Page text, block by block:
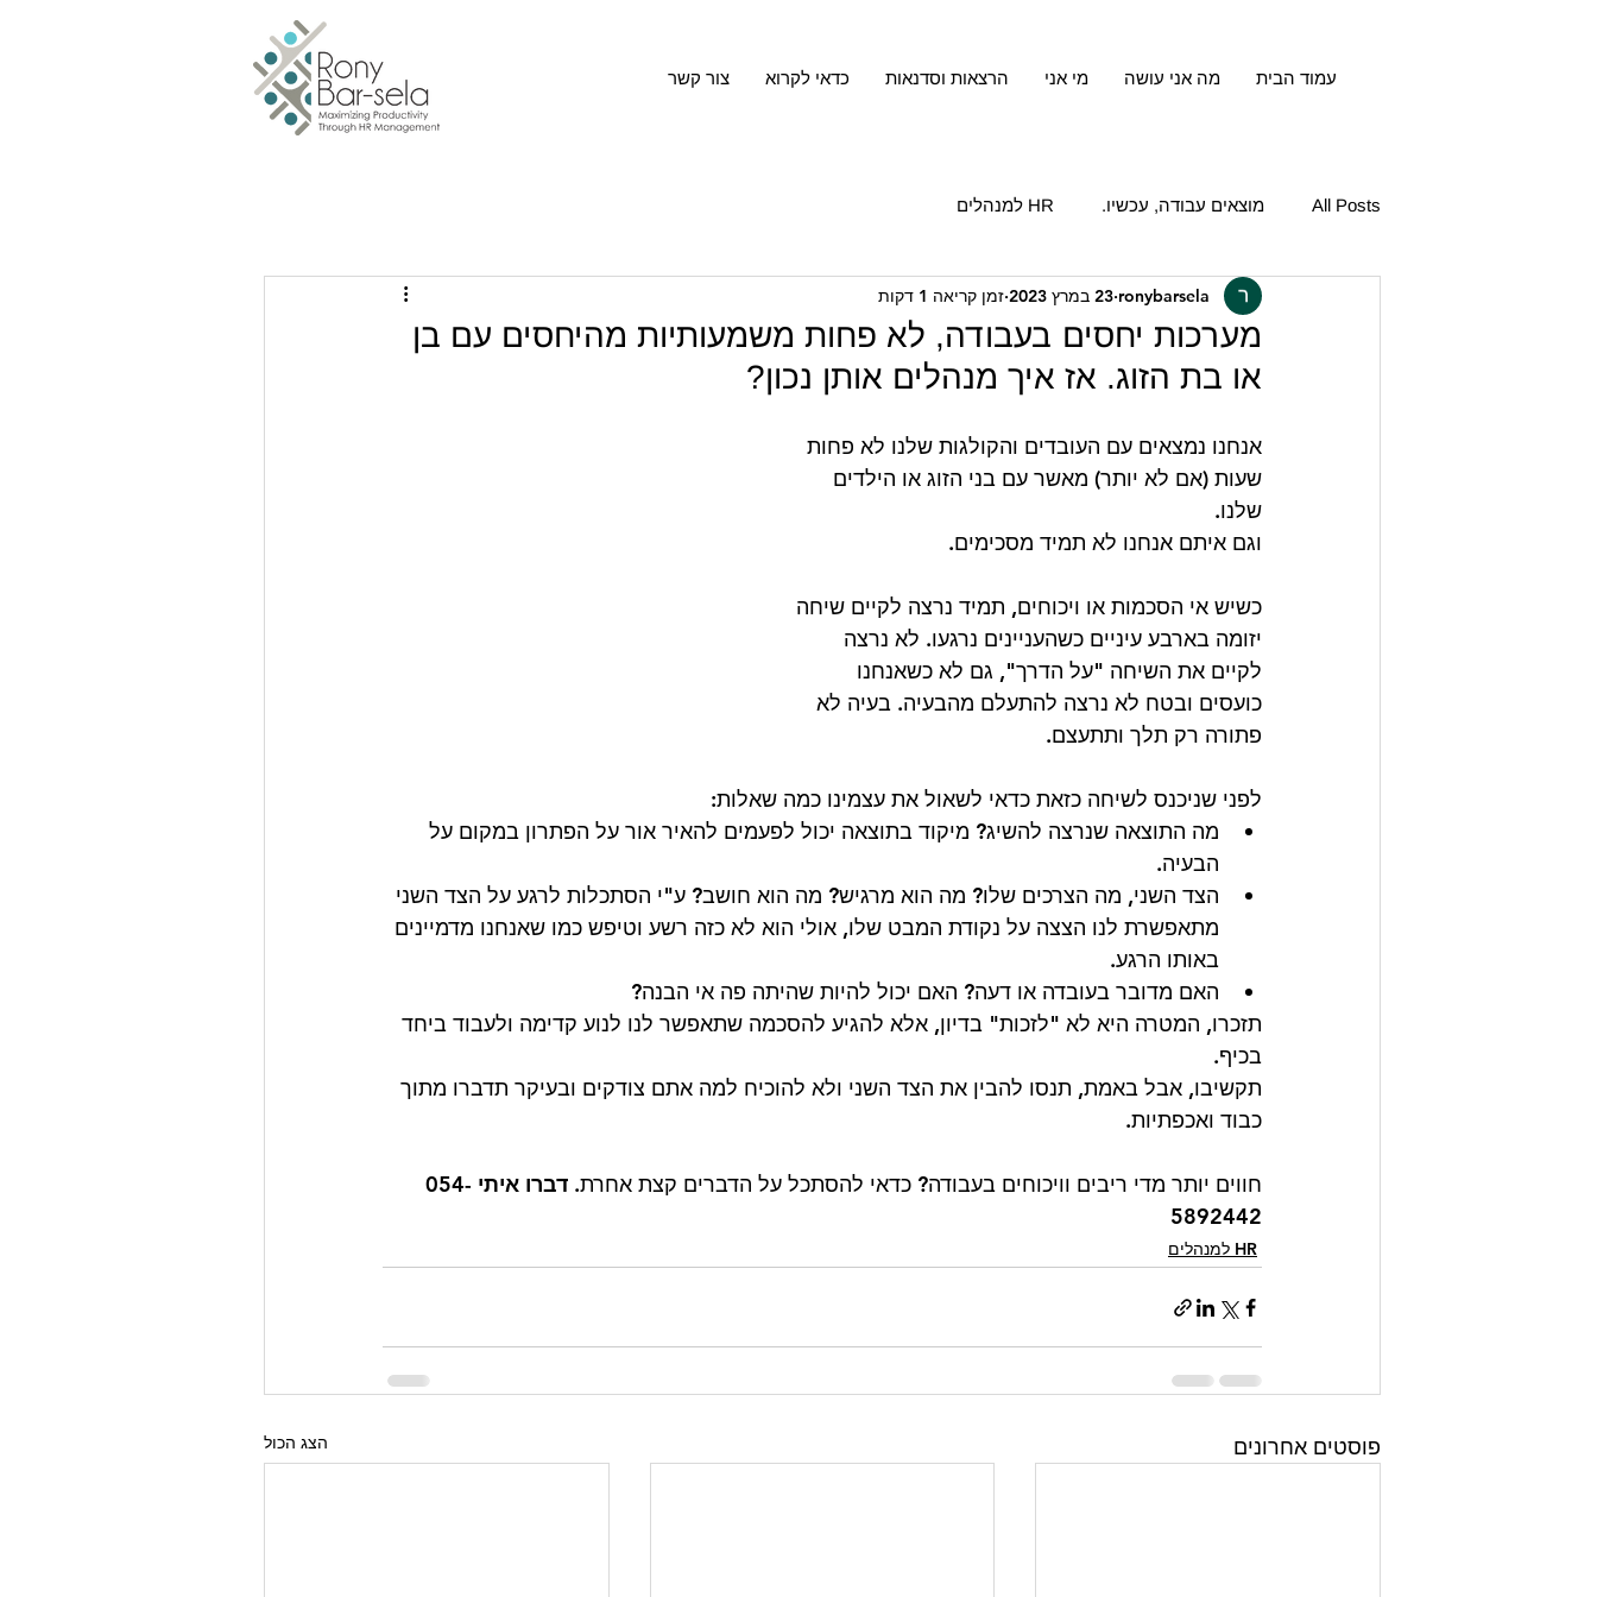
עמוד הבית מה אני עושה מי אני הרצאות וסדנאות כדאי לקרוא צור קשר
All Posts מוצאים עבודה, עכשיו. HR למנהלים
מערכות יחסים בעבודה, לא פחות משמעותיות מהיחסים עם בן
או בת הזוג. אז איך מנהלים אותן נכון?
ronybarsela 23 במרץ 2023 זמן קריאה 1 דקות
אנחנו נמצאים עם העובדים והקולגות שלנו לא פחות
שעות (אם לא יותר) מאשר עם בני הזוג או הילדים
שלנו.
וגם איתם אנחנו לא תמיד מסכימים.
כשיש אי הסכמות או ויכוחים, תמיד נרצה לקיים שיחה
יזומה בארבע עיניים כשהעניינים נרגעו. לא נרצה
לקיים את השיחה "על הדרך", גם לא כשאנחנו
כועסים ובטח לא נרצה להתעלם מהבעיה. בעיה לא
פתורה רק תלך ותתעצם.
לפני שניכנס לשיחה כזאת כדאי לשאול את עצמינו כמה שאלות:
מה התוצאה שנרצה להשיג? מיקוד בתוצאה יכול לפעמים להאיר אור על הפתרון במקום על
הבעיה.
הצד השני, מה הצרכים שלו? מה הוא מרגיש? מה הוא חושב? ע"י הסתכלות לרגע על הצד השני
מתאפשרת לנו הצצה על נקודת המבט שלו, אולי הוא לא כזה רשע וטיפש כמו שאנחנו מדמיינים
באותו הרגע.
האם מדובר בעובדה או דעה? האם יכול להיות שהיתה פה אי הבנה?
תזכרו, המטרה היא לא "לזכות" בדיון, אלא להגיע להסכמה שתאפשר לנו לנוע קדימה ולעבוד ביחד
בכיף.
תקשיבו, אבל באמת, תנסו להבין את הצד השני ולא להוכיח למה אתם צודקים ובעיקר תדברו מתוך
כבוד ואכפתיות.
חווים יותר מדי ריבים וויכוחים בעבודה? כדאי להסתכל על הדברים קצת אחרת.
דברו איתי 054-
5892442
HR למנהלים
פוסטים אחרונים הצג הכול